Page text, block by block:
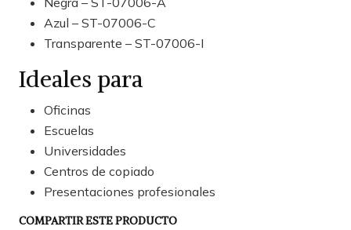
Azul – ST-07006-C
Transparente – ST-07006-I
Ideales para
Oficinas
Escuelas
Universidades
Centros de copiado
Presentaciones profesionales
COMPARTIR ESTE PRODUCTO